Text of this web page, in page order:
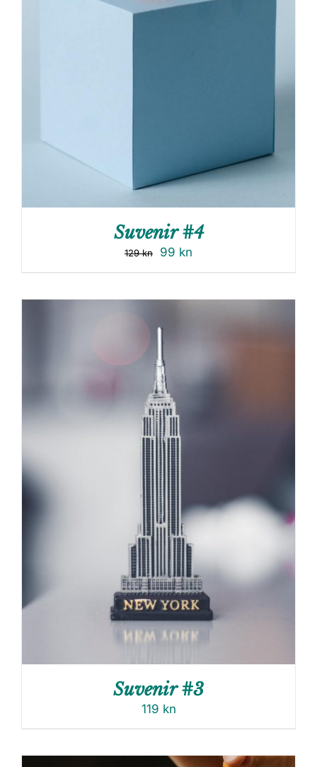
Suvenir #4
129kn 99 kn
Suvenir #3
119 kn